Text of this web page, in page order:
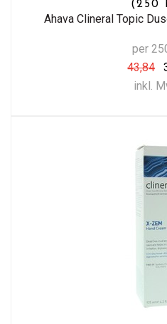
(250
Ahava Clineral Topic
per
43,84
inkl.